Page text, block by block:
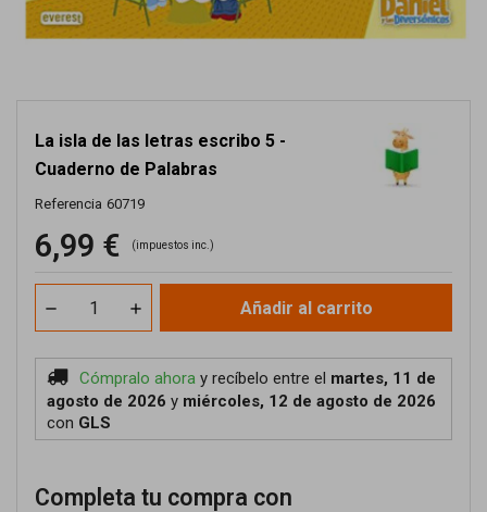
La isla de las letras escribo 5 -
Cuaderno de Palabras
Referencia 60719
6,99 € (impuestos inc.)
Añadir al carrito
Cómpralo ahora y recíbelo entre el martes, 11 de
agosto de 2026 y miércoles, 12 de agosto de 2026
con GLS
Completa tu compra con